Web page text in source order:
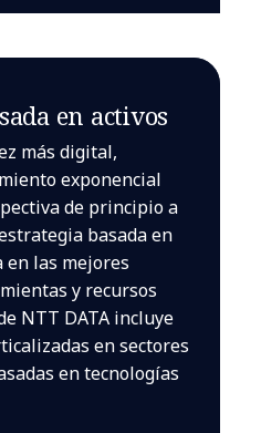
en activos
más digital,
exponencial
de principio a
basada en
en las mejores
y recursos
NTT DATA incluye
en sectores
en tecnologías